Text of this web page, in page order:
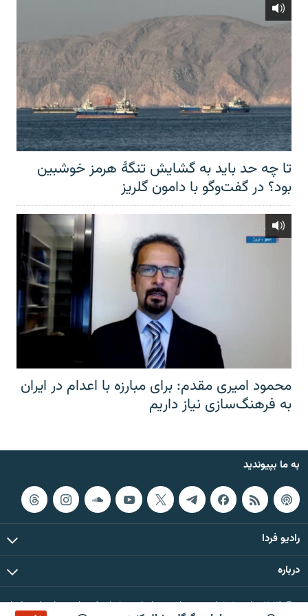
تا چه حد باید به گشایش تنگهٔ هرمز خوشبین
بود؟ در گفت‌وگو با دامون گلریز
محمود امیری مقدم: برای مبارزه با اعدام در ایران
به فرهنگ‌سازی نیاز داریم
به ما بپیوندید
رادیو فردا
درباره
© ۲۰۲۶ تمام حقوق این وب‌سایت، بر اساس مقررات کپی‌رایت، برای رادیو فردا